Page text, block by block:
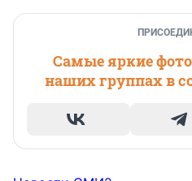
Самые яркие
наших группах в